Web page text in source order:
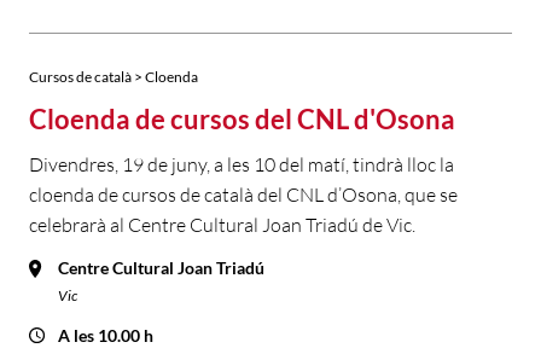
Cursos de català > Cloenda
Cloenda de cursos del CNL d'Osona
Divendres, 19 de juny, a les 10 del matí, tindrà lloc la
cloenda de cursos de català del CNL d’Osona, que se
celebrarà al Centre Cultural Joan Triadú de Vic.
Centre Cultural Joan Triadú
Vic
A les 10.00 h